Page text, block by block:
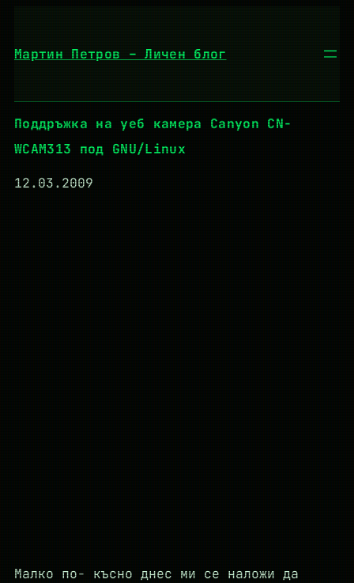
Мартин Петров – Личен блог
Поддръжка на уеб камера Canyon CN-
WCAM313 под GNU/Linux
12.03.2009
Малко по- късно днес ми се наложи да